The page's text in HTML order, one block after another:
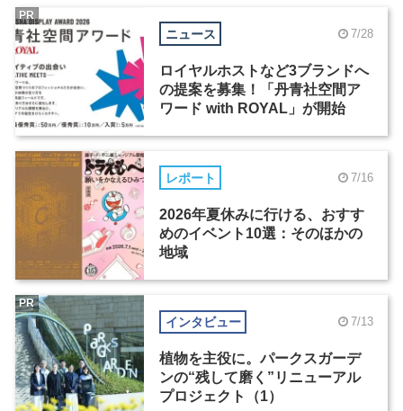
ニュース 7/28
ロイヤルホストなど3ブランドへ
の提案を募集！「丹青社空間ア
ワード with ROYAL」が開始
PR
レポート 7/16
2026年夏休みに行ける、おすす
めのイベント10選：そのほかの
地域
インタビュー 7/13
植物を主役に。パークスガーデ
ンの“残して磨く”リニューアル
プロジェクト（1）
PR